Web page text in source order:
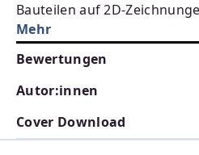
Bauteilen auf 2D-
Mehr
Bewertungen
Autor:innen
Cover Download